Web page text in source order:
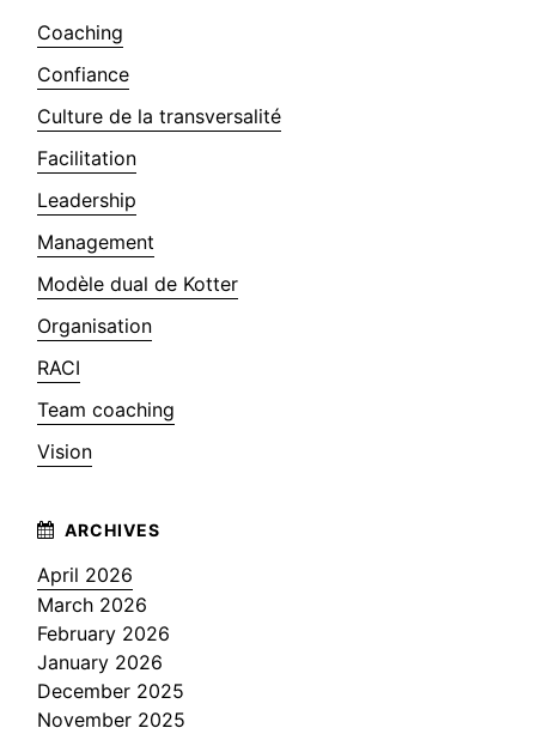
Coaching
Confiance
Culture de la transversalité
Facilitation
Leadership
Management
Modèle dual de Kotter
Organisation
RACI
Team coaching
Vision
April 2026
March 2026
February 2026
January 2026
December 2025
November 2025